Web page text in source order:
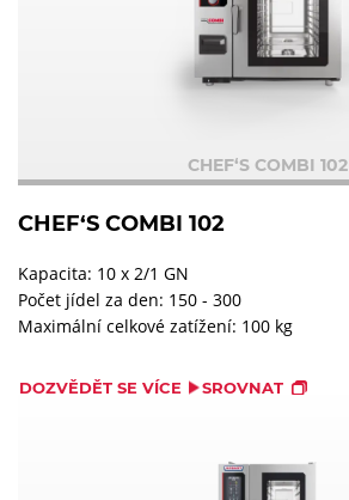
CHEF‘S COMBI 102
CHEF‘S COMBI 102
Kapacita: 10 x 2/1 GN
Počet jídel za den: 150 - 300
Maximální celkové zatížení: 100 kg
DOZVĚDĚT SE VÍCE SROVNAT